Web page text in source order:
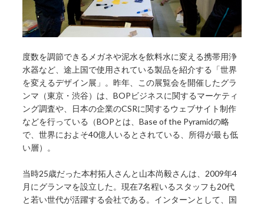
度数を調節できるメガネや泥水を飲料水に変える携帯用浄
水器など、途上国で使用されている製品を紹介する「世界
を変えるデザイン展」。昨年、この展覧会を開催したグラ
ンマ（東京・渋谷）は、BOPビジネスに関するマーケティ
ング調査や、日本の企業のCSRに関するウェブサイト制作
などを行っている（BOPとは、Base of the Pyramidの略
で、世界におよそ40億人いるとされている、所得が最も低
い層）。
当時25歳だった本村拓人さんと山本尚毅さんは、2009年4
月にグランマを設立した。現在7名程いるスタッフも20代
と若い世代が活躍する会社である。インターンとして、国